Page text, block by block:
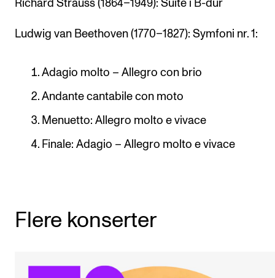
Utveksling
Internasjonal strategi
Nettverk
IN.TUNE
AKTUELT
Om Norges musikkhøgskole
Richard Strauss (1864–1949): Suite i B-dur
Ludwig van Beethoven (1770–1827): Symfoni nr. 1:
Adagio molto – Allegro con brio
Andante cantabile con moto
Menuetto: Allegro molto e vivace
Finale: Adagio – Allegro molto e vivace
Flere konserter